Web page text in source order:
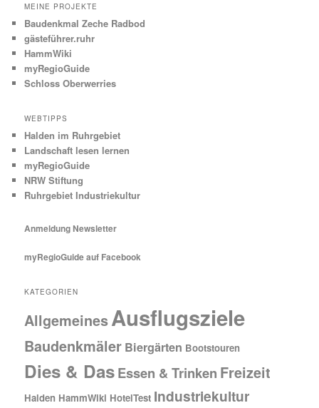
MEINE PROJEKTE
Baudenkmal Zeche Radbod
gästeführer.ruhr
HammWiki
myRegioGuide
Schloss Oberwerries
WEBTIPPS
Halden im Ruhrgebiet
Landschaft lesen lernen
myRegioGuide
NRW Stiftung
Ruhrgebiet Industriekultur
Anmeldung Newsletter
myRegioGuide auf Facebook
KATEGORIEN
AllgemeinesAusflugsziele
Baudenkmäler Biergärten Bootstouren
Dies & DasEssen & Trinken Freizeit
Halden HammWiki HotelTest Industriekultur